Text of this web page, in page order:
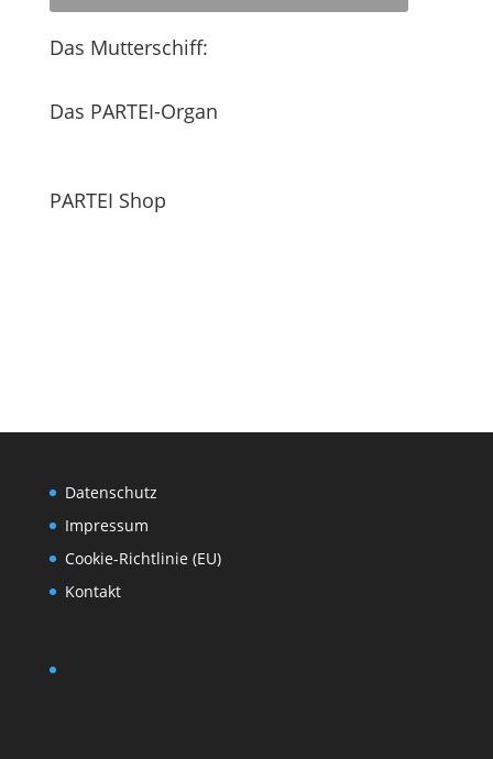
Das Mutterschiff:
Das PARTEI-Organ
PARTEI Shop
Datenschutz
Impressum
Cookie-Richtlinie (EU)
Kontakt